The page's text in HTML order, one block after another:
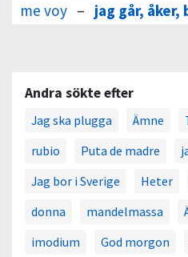
me voy – jag går, åker,
Andra sökte efter
Jag ska plugga Ämne
rubio
Puta de madre
Jag bor i Sverige
Heter
donna
mandelmassa
imodium
God morgon